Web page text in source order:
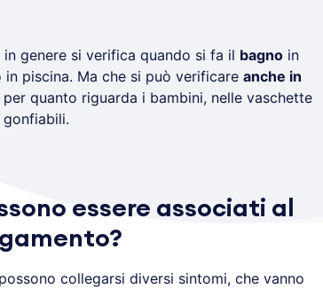
genere si verifica quando si fa il bagnoin
piscina. Ma che si può verificare anche in
quanto riguarda i bambini, nelle vaschette
essere associati al
collegarsi diversi sintomi, che vanno